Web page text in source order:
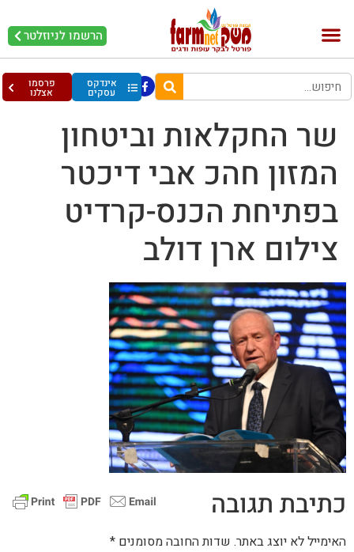
הרשמו לניוזלטר
אינדקס
עסקים
פרסמו
אצלנו
שר החקלאות וביטחון
המזון חהכ אבי דיכטר
בפתיחת הכנס-קרדיט
צילום ארן דולב
כתיבת תגובה
האימייל לא יוצג באתר. שדות החובה מסומנים *